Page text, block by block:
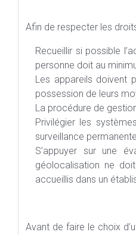
Afin de respecter les
Recueillir si possible
personne doit au
Les appareils doivent
possession de leurs
La procédure de
Privilégier les
surveillance
S’appuyer sur une
géolocalisation ne
accueillis dans un
Avant de faire le choix